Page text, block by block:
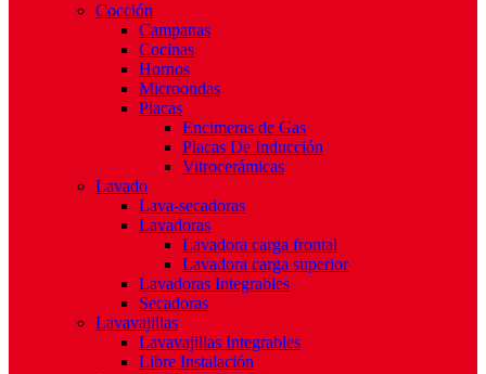
Cocción
Campanas
Cocinas
Hornos
Microondas
Placas
Encimeras de Gas
Placas De Inducción
Vitrocerámicas
Lavado
Lava-secadoras
Lavadoras
Lavadora carga frontal
Lavadora carga superior
Lavadoras Integrables
Secadoras
Lavavajillas
Lavavajillas Integrables
Libre Instalación